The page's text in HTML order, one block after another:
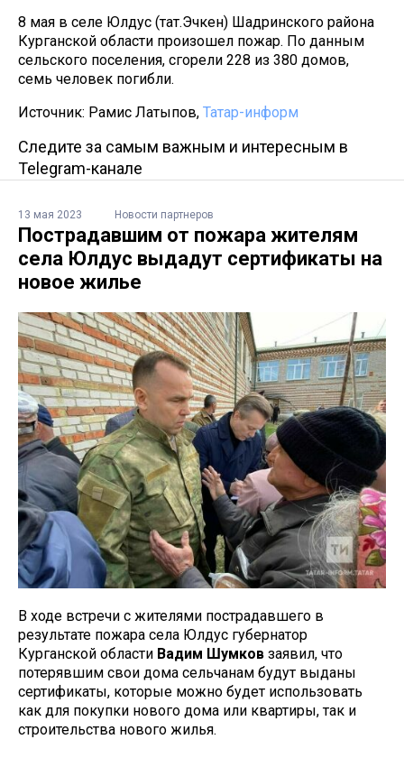
8 мая в селе Юлдус (тат.Эчкен) Шадринского района
Курганской области произошел пожар. По данным
сельского поселения, сгорели 228 из 380 домов,
семь человек погибли.
Источник: Рамис Латыпов, Татар-информ
Следите за самым важным и интересным в
Telegram-канале
13 мая 2023 Новости партнеров
Пострадавшим от пожара жителям
села Юлдус выдадут сертификаты на
новое жилье
В ходе встречи с жителями пострадавшего в
результате пожара села Юлдус губернатор
Курганской области Вадим Шумков заявил, что
потерявшим свои дома сельчанам будут выданы
сертификаты, которые можно будет использовать
как для покупки нового дома или квартиры, так и
строительства нового жилья.